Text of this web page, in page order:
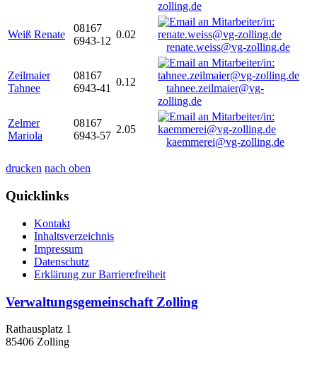
zolling.de
Weiß Renate
08167
6943-12
0.02
renate.weiss@vg-zolling.de
Zeilmaier
Tahnee
08167
6943-41
0.12
tahnee.zeilmaier@vg-
zolling.de
Zelmer
Mariola
08167
6943-57
2.05
kaemmerei@vg-zolling.de
drucken nach oben
Quicklinks
Kontakt
Inhaltsverzeichnis
Impressum
Datenschutz
Erklärung zur Barrierefreiheit
Verwaltungsgemeinschaft Zolling
Rathausplatz 1
85406 Zolling